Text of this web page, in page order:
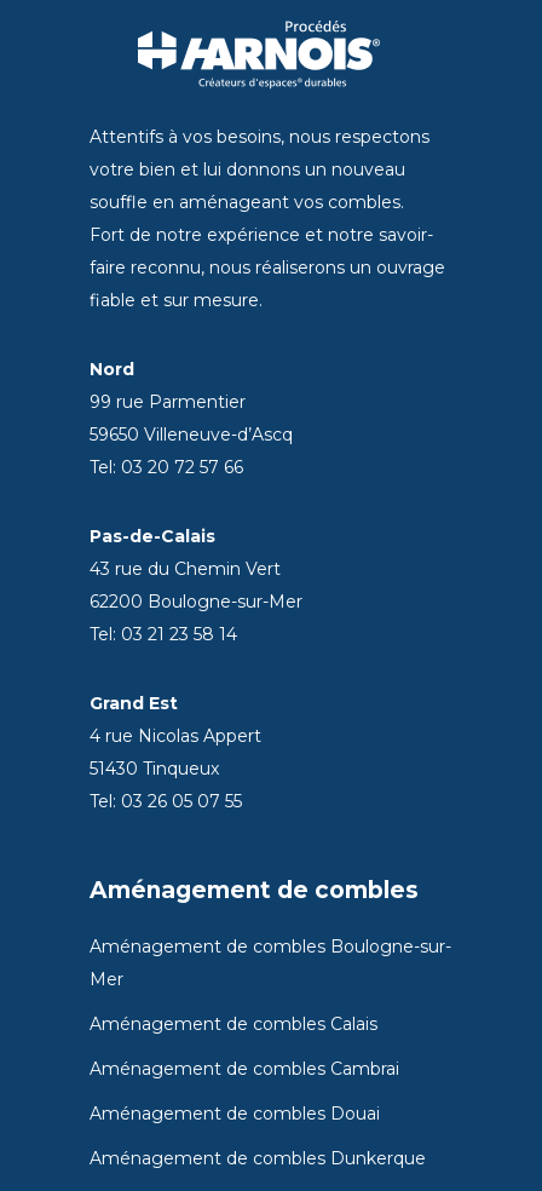
Attentifs à vos besoins, nous respectons
votre bien et lui donnons un nouveau
souffle en aménageant vos combles.
Fort de notre expérience et notre savoir-
faire reconnu, nous réaliserons un ouvrage
fiable et sur mesure.
Nord
99 rue Parmentier
59650 Villeneuve-d’Ascq
Tel: 03 20 72 57 66
Pas-de-Calais
43 rue du Chemin Vert
62200 Boulogne-sur-Mer
Tel: 03 21 23 58 14
Grand Est
4 rue Nicolas Appert
51430 Tinqueux
Tel: 03 26 05 07 55
Aménagement de combles
Aménagement de combles Boulogne-sur-
Mer
Aménagement de combles Calais
Aménagement de combles Cambrai
Aménagement de combles Douai
Aménagement de combles Dunkerque